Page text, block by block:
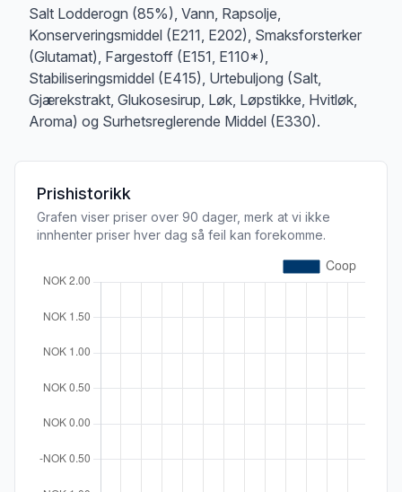
Salt Lodderogn (85%), Vann, Rapsolje,
Konserveringsmiddel (E211, E202), Smaksforsterker
(Glutamat), Fargestoff (E151, E110*),
Stabiliseringsmiddel (E415), Urtebuljong (Salt,
Gjærekstrakt, Glukosesirup, Løk, Løpstikke, Hvitløk,
Aroma) og Surhetsreglerende Middel (E330).
Prishistorikk
Grafen viser priser over 90 dager, merk at vi ikke
innhenter priser hver dag så feil kan forekomme.